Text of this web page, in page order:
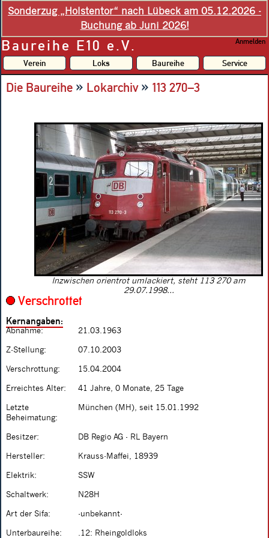
Sonderzug „Holstentor“ nach Lübeck am 05.12.2026 -
Buchung ab Juni 2026!
Baureihe E10 e.V. Anmelden
Verein Loks Baureihe Service
Die Baureihe » Lokarchiv» 113 270–3
Inzwischen orientrot umlackiert, steht 113 270 am
29.07.1998...
Verschrottet
Kernangaben:
Abnahme: 21.03.1963
Z-Stellung: 07.10.2003
Verschrottung: 15.04.2004
Erreichtes Alter: 41 Jahre, 0 Monate, 25 Tage
Letzte
Beheimatung:
München (MH), seit 15.01.1992
Besitzer: DB Regio AG - RL Bayern
Hersteller: Krauss-Maffei, 18939
Elektrik: SSW
Schaltwerk: N28H
Art der Sifa: -unbekannt-
Unterbaureihe: .12: Rheingoldloks